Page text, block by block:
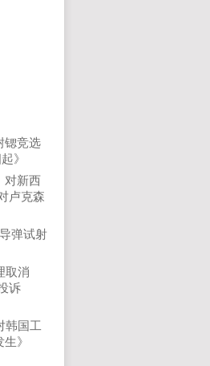
锶竞选
》
对新西
卢克森
弹试射
取消
诉
韩国工
生》